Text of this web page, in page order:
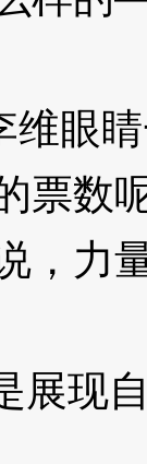
眼睛
票数
力量
现自